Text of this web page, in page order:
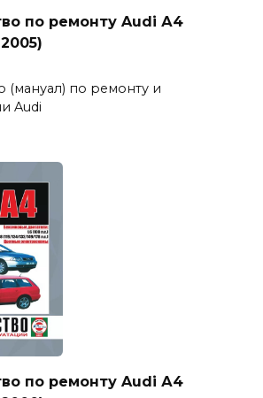
по ремонту Audi А4
(мануал) по ремонту и
Audi
по ремонту Audi А4